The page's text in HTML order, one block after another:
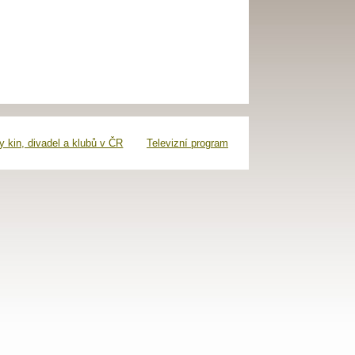
kin, divadel a klubů v ČR Televizní program